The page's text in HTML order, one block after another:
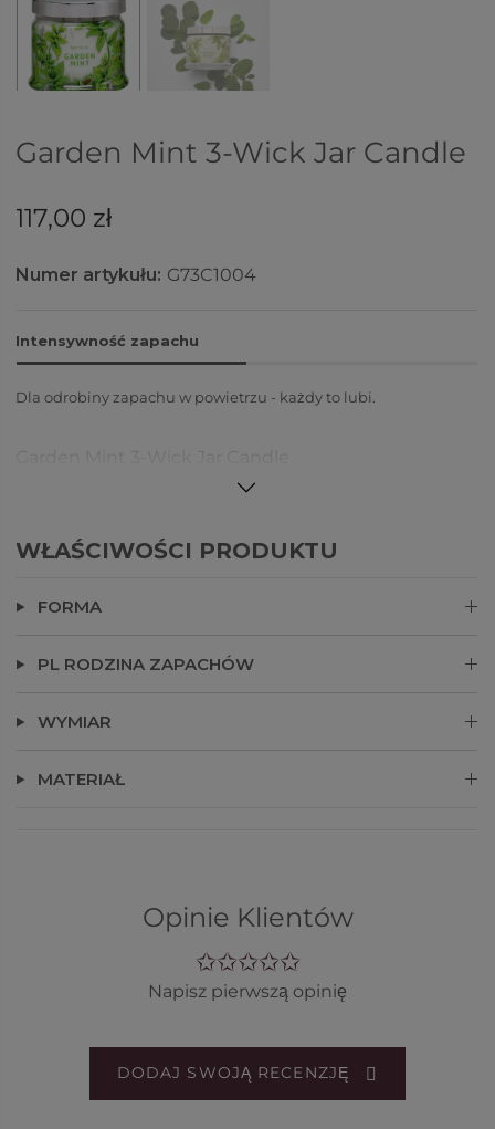
Garden Mint 3-Wick Jar Candle
117,00 zł
Numer artykułu: G73C1004
Intensywność zapachu
Dla odrobiny zapachu w powietrzu - każdy to lubi.
WŁAŚCIWOŚCI PRODUKTU
FORMA
PL RODZINA ZAPACHÓW
WYMIAR
MATERIAŁ
Opinie Klientów
Napisz pierwszą opinię
DODAJ SWOJĄ RECENZJĘ